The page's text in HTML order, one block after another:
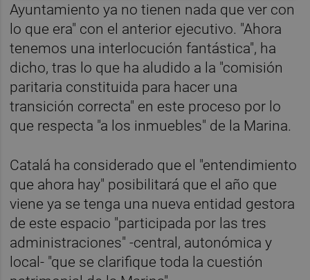
Ayuntamiento ya no tienen nada que ver con
lo que era" con el anterior ejecutivo. "Ahora
tenemos una interlocución fantástica", ha
dicho, tras lo que ha aludido a la "comisión
paritaria constituida para hacer una
transición correcta" en este proceso por lo
que respecta "a los inmuebles" de la Marina.
Catalá ha considerado que el "entendimiento
que ahora hay" posibilitará que el año que
viene ya se tenga una nueva entidad gestora
de este espacio "participada por las tres
administraciones" -central, autonómica y
local- "que se clarifique toda la cuestión